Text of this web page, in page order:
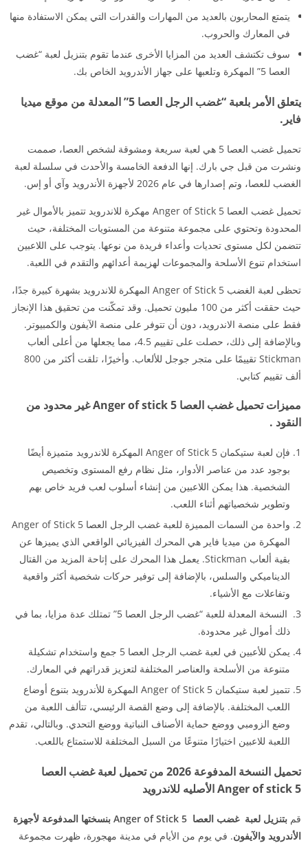
يتمتع المحاربون بالعديد من المهارات والقدرات التي يمكن الاستفادة منها
في المعارك والحروب.
سوف تكتشف العديد من المزايا الأخرى عندما تقوم بتنزيل لعبة “غضب
العصا 5” المهكرة وتلعبها على جهاز الأندرويد الخاص بك.
يتعلق الأمر بلعبة “غضب الرجل العصا 5” المعدلة من موقع ميديا
فاير.
تحميل غضب العصا 5 هي لعبة سريعة ومشوقة لشخص العصا، صممت
ونشرت من قبل جي بارك. إنها الدفعة الخامسة والأحدث في سلسلة لعبة
الغضب للعصا، وتم إصدارها في عام 2026 لأجهزة الأندرويد وآي أو إس.
تحميل غضب العصا 5 Anger of Stick مهكرة للاندرويد تتميز بالأموال غير
المحدودة وتحتوي على مجموعة متنوعة من المستويات المختلفة، حيث
تتضمن لكل مستوى تحديات وأعداء فريدة من نوعها. يتوجب على اللاعبين
استخدام تنوع الأسلحة والمجموعات لهزيمة أعدائهم والتقدم في اللعبة.
تحظى لعبة الغضب Anger of Stick 5 المهكرة للاندرويد بشهرة كبيرة جدًا،
حيث حققت أكثر من 100 مليون تحميل. وقد تمكّنت من تحقيق هذا الإنجاز
فقط على منصة الاندرويد، دون أن تتوفر على منصة الآيفون والكمبيوتر.
وبالإضافة إلى ذلك، حصلت على تقييم 4.5، مما يجعلها من أعلى ألعاب
Stickman تقييمًا على متجر جوجل للألعاب. وأخيرًا، تلقت أكثر من 800
ألف تقييم كتابي.
مميزات تحميل غضب العصا Anger of stick 5 غير محدود من
النقود .
فإن لعبة ستيكمان Anger of Stick 5 المهكرة للاندرويد متميزة أيضًا
بوجود عدد من عناصر الأدوار، مثل نظام رفع المستوى وتخصيص
الشخصية. هذا يمكن اللاعبين من إنشاء أسلوب لعب فريد خاص بهم
وتطوير شخصياتهم أثناء اللعب.
واحدة من السمات المميزة للعبة غضب الرجل العصا Anger of Stick 5
المهكرة من ميديا فاير هي المحرك الفيزيائي الواقعي الذي يميزها عن
بقية ألعاب Stickman. يعمل هذا المحرك على إتاحة المزيد من القتال
الديناميكي والسلس، بالإضافة إلى توفير حركات شخصية أكثر واقعية
وتفاعلات مع الأشياء.
النسخة المعدلة للعبة “غضب الرجل العصا 5” تمتلك عدة مزايا، بما في
ذلك أموال غير محدودة.
يمكن للأعبين في لعبة غضب الرجل العصا 5 جمع واستخدام تشكيلة
متنوعة من الأسلحة والعناصر المختلفة لتعزيز قدراتهم في المعارك.
تتميز لعبة ستيكمان Anger of Stick 5 المهكرة للأندرويد بتنوع أوضاع
اللعب المختلفة. بالإضافة إلى وضع القصة الرئيسي، تتألف اللعبة من
وضع الزومبي ووضع حماية الأصناف النباتية ووضع التحدي. وبالتالي، تقدم
اللعبة للاعبين اختيارًا متنوعًا من السبل المختلفة للاستمتاع باللعب.
تحميل النسخة المدفوعة 2026 من تحميل لعبة غضب العصا
Anger of stick 5 الأصليه للاندرويد
قم
بتنزيل لعبة غضب العصا Anger of Stick 5 بنسختها المدفوعة لأجهزة
الأندرويد والآيفون. في يوم من الأيام في مدينة مهجورة، ظهرت مجموعة